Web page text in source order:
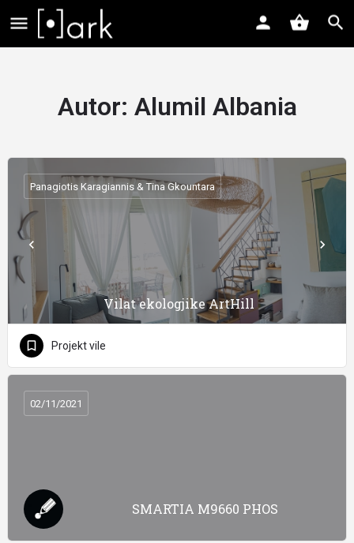
Autor: Alumil Albania
Vilat ekologjike ArtHill
Panagiotis Karagiannis & Tina Gkountara
Projekt vile
SMARTIA M9660 PHOS
02/11/2021